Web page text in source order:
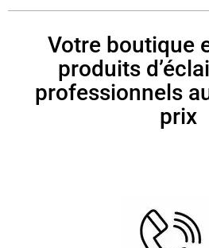
Votre boutique
produits
professionnels
prix